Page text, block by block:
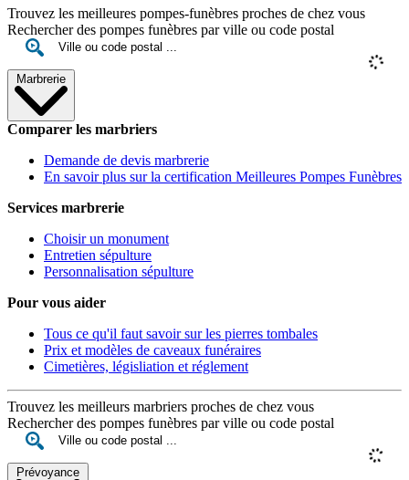
Trouvez les meilleures pompes-funèbres proches de chez vous
Rechercher des pompes funèbres par ville ou code postal
Marbrerie
Comparer les marbriers
Demande de devis marbrerie
En savoir plus sur la certification Meilleures Pompes Funèbres
Services marbrerie
Choisir un monument
Entretien sépulture
Personnalisation sépulture
Pour vous aider
Tous ce qu'il faut savoir sur les pierres tombales
Prix et modèles de caveaux funéraires
Cimetières, législiation et réglement
Trouvez les meilleurs marbriers proches de chez vous
Rechercher des pompes funèbres par ville ou code postal
Prévoyance